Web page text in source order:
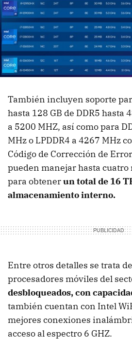
También incluyen soporte
hasta 128 GB de DDR5 hasta
a 5200 MHZ, así como para
MHz o LPDDR4 a 4267 MHz
Código de Corrección de
pueden manejar hasta cuatro
para obtenerun total de 16
almacenamiento interno.
Entre otros detalles se trata
procesadores móviles del
desbloqueados, con
también cuentan con Intel
mejores conexiones
acceso al espectro 6 GHZ.